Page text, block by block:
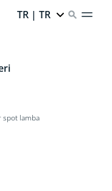
TR | TR
spot lamba